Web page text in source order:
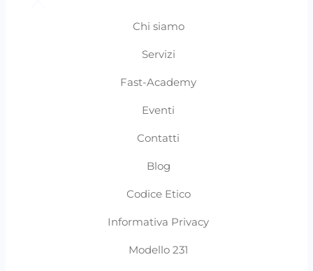
Chi siamo
Servizi
Fast-Academy
Eventi
Contatti
Blog
Codice Etico
Informativa Privacy
Modello 231